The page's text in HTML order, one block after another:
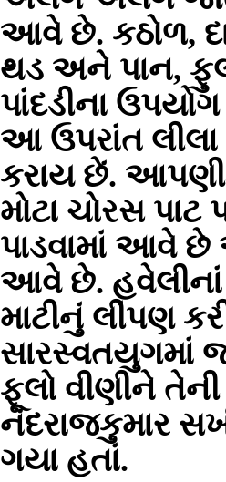
આવે છે. કઠોળ,
થડ અને પાન,
પાંદડીના
આ ઉપરાંત
કરાય છેં. આપણી
મોટા ચોરસ
પાડવામાં આવે છે
આવે છે.
માટીનું લીંપણ
સારસ્વતયુગમાં
ફૂલો વીણીને
નંદરાજકુમાર
ગયા હતાં.